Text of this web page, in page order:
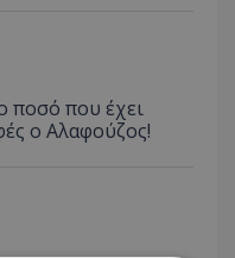
ποσό που έχει
ο Αλαφούζος!